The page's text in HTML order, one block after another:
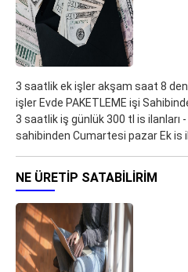
3 saatlik ek işler akşam saat 8
işler Evde PAKETLEME işi
3 saatlik iş günlük 300 tl is ilanları
sahibinden Cumartesi pazar Ek is
NE ÜRETIP SATABILIRIM